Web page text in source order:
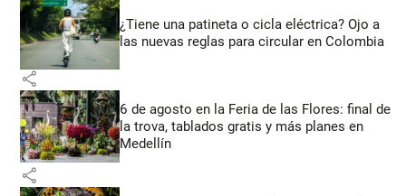
¿Tiene una patineta o cicla eléctrica? Ojo a
las nuevas reglas para circular en Colombia
share
6 de agosto en la Feria de las Flores: final de
la trova, tablados gratis y más planes en
Medellín
share